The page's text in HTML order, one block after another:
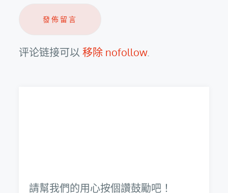
评论链接可以移除 nofollow.
請幫我們的用心按個讚鼓勵吧！